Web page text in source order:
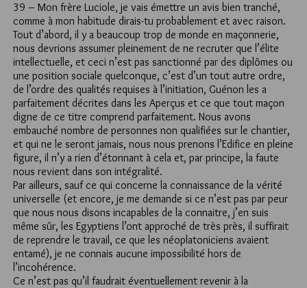
39 – Mon frère Luciole, je vais émettre un avis bien tranché,
comme à mon habitude dirais-tu probablement et avec raison.
Tout d’abord, il y a beaucoup trop de monde en maçonnerie,
nous devrions assumer pleinement de ne recruter que l’élite
intellectuelle, et ceci n’est pas sanctionné par des diplômes ou
une position sociale quelconque, c’est d’un tout autre ordre,
de l’ordre des qualités requises à l’initiation, Guénon les a
parfaitement décrites dans les Aperçus et ce que tout maçon
digne de ce titre comprend parfaitement. Nous avons
embauché nombre de personnes non qualifiées sur le chantier,
et qui ne le seront jamais, nous nous prenons l’Edifice en pleine
figure, il n’y a rien d’étonnant à cela et, par principe, la faute
nous revient dans son intégralité.
Par ailleurs, sauf ce qui concerne la connaissance de la vérité
universelle (et encore, je me demande si ce n’est pas par peur
que nous nous disons incapables de la connaitre, j’en suis
même sûr, les Egyptiens l’ont approché de très près, il suffirait
de reprendre le travail, ce que les néoplatoniciens avaient
entamé), je ne connais aucune impossibilité hors de
l’incohérence.
Ce n’est pas qu’il faudrait éventuellement revenir à la